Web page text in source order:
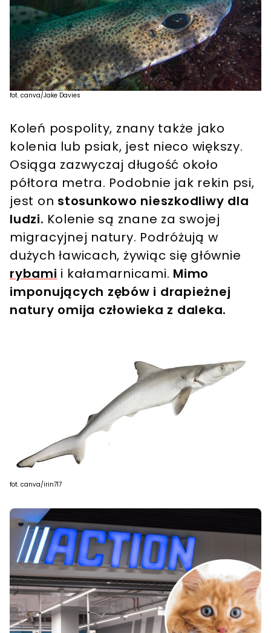
fot. canva/Jake Davies
Koleń pospolity, znany także jako
kolenia lub psiak, jest nieco większy.
Osiąga zazwyczaj długość około
półtora metra. Podobnie jak rekin psi,
jest on stosunkowo nieszkodliwy dla
ludzi. Kolenie są znane za swojej
migracyjnej natury. Podróżują w
dużych ławicach, żywiąc się głównie
rybami i kałamarnicami. Mimo
imponujących zębów i drapieżnej
natury omija człowieka z daleka.
fot. canva/irin717